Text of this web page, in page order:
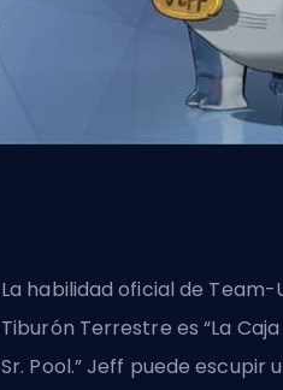
La habilidad oficial de Team-
Tiburón Terrestre es “La
Sr. Pool.” Jeff puede escupir